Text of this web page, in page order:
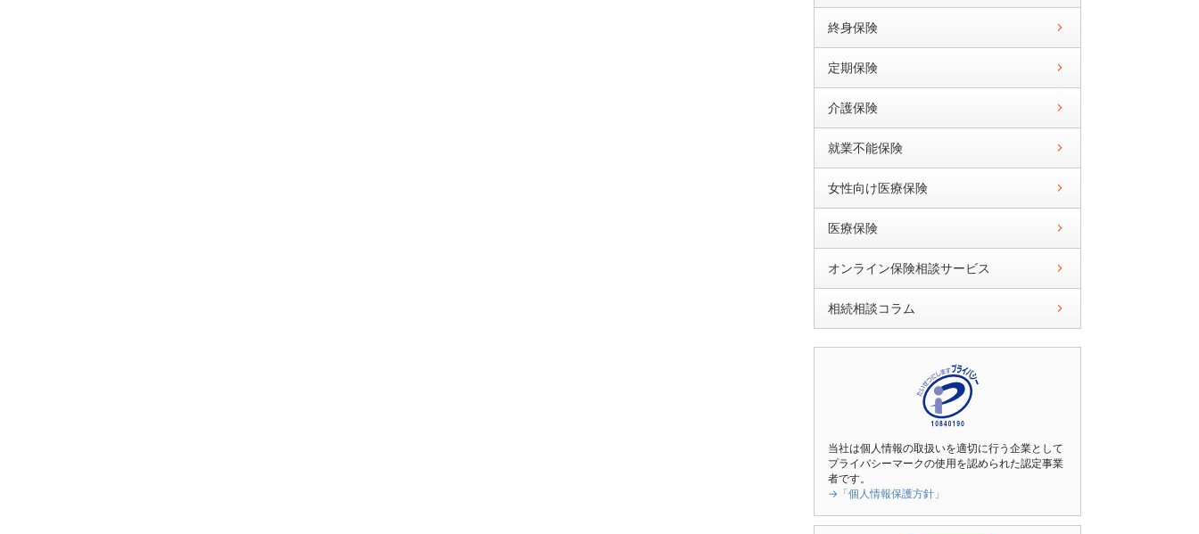
終身保険
定期保険
介護保険
就業不能保険
女性向け医療保険
医療保険
オンライン保険相談サービス
相続相談コラム
当社は個人情報の取扱いを適切に行う企業として
プライバシーマークの使用を認められた認定事業
者です。
→「個人情報保護方針」